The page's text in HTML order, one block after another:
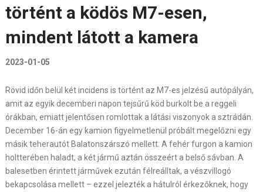
történt a ködös M7-esen,
mindent látott a kamera
2023-01-05
Rövid időn belül két incidens is történt az M7-es jelzésű autópályán,
amit az egyik decemberi napon tejsűrű köd burkolt be a reggeli
órákban, emiatt jelentősen romlottak a látási viszonyok a sztrádán.
December 16-án egy kamion figyelmetlenül próbált megelőzni egy
másik teherautót Balatonszárszó mellett. A fehér furgon a kamion
holtterében haladt, a két jármű aztán összeért a belső sávban. A
balesetben érintett járművek ezután félreálltak, a vészvillogó
bekapcsolása mellett – ezzel jelezték a hátulról érkezőknek, hogy